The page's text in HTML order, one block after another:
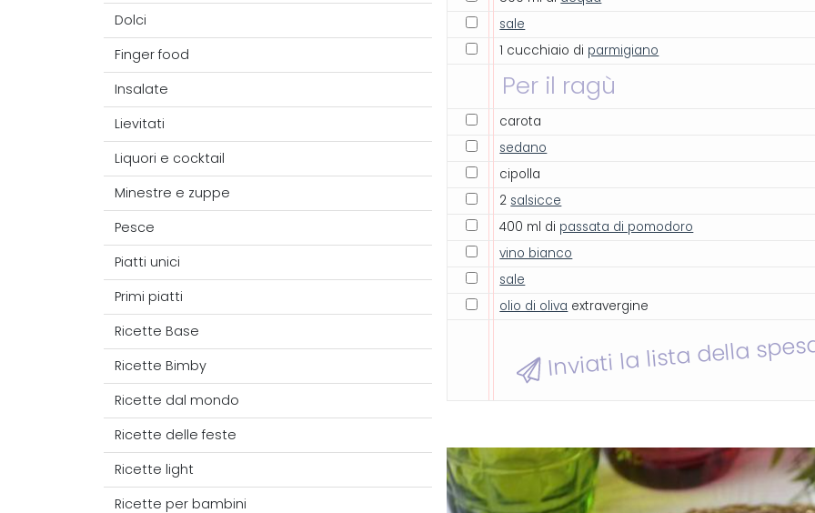
Dolci
Finger food
Insalate
Lievitati
Liquori e cocktail
Minestre e zuppe
Pesce
Piatti unici
Primi piatti
Ricette Base
Ricette Bimby
Ricette dal mondo
Ricette delle feste
Ricette light
Ricette per bambini
sale
1 cucchiaio di parmigiano
Per il ragù
carota
sedano
cipolla
2 salsicce
400 ml di passata di pomodoro
vino bianco
sale
olio di oliva extravergine
Inviati la lista della